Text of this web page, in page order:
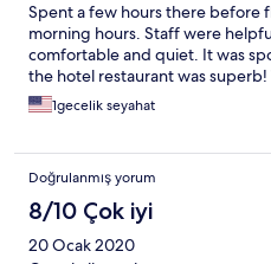
Spent a few hours there before
morning hours. Staff were
comfortable and quiet. It was
the hotel restaurant was
1gecelik seyahat
Doğrulanmış yorum
8/10 Çok iyi
20 Ocak 2020